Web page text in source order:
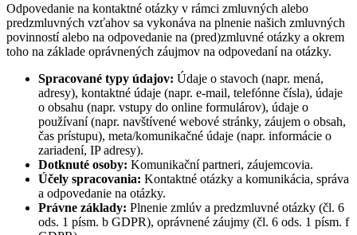
Odpovedanie na kontaktné otázky v rámci zmluvných alebo
predzmluvných vzťahov sa vykonáva na plnenie našich zmluvných
povinností alebo na odpovedanie na (pred)zmluvné otázky a okrem
toho na základe oprávnených záujmov na odpovedaní na otázky.
Spracované typy údajov: Údaje o stavoch (napr. mená,
adresy), kontaktné údaje (napr. e-mail, telefónne čísla), údaje
o obsahu (napr. vstupy do online formulárov), údaje o
používaní (napr. navštívené webové stránky, záujem o obsah,
čas prístupu), meta/komunikačné údaje (napr. informácie o
zariadení, IP adresy).
Dotknuté osoby: Komunikační partneri, záujemcovia.
Účely spracovania: Kontaktné otázky a komunikácia, správa
a odpovedanie na otázky.
Právne základy: Plnenie zmlúv a predzmluvné otázky (čl. 6
ods. 1 písm. b GDPR), oprávnené záujmy (čl. 6 ods. 1 písm. f